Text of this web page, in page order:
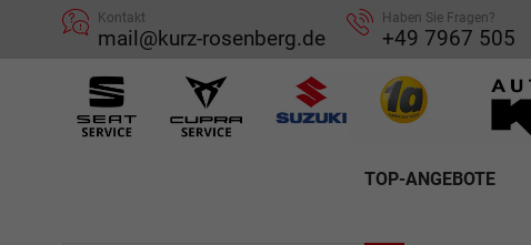
Kontakt
mail@kurz-rosenberg.de
Haben Sie Fragen?
+49 7967 505
TOP-ANGEBOTE